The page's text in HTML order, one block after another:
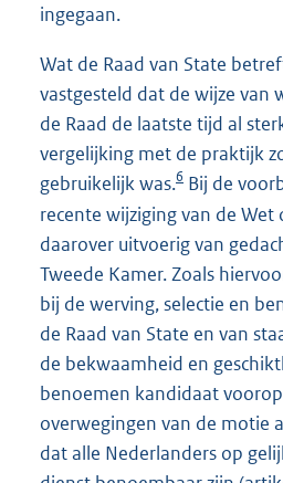
ingegaan.
Wat de Raad van State
vastgesteld dat de wijze van
de Raad de laatste tijd al
vergelijking met de praktijk
gebruikelijk was.6 Bij de
recente wijziging van de Wet
daarover uitvoerig van
Tweede Kamer. Zoals
bij de werving, selectie en
de Raad van State en van
de bekwaamheid en
benoemen kandidaat
overwegingen van de motie
dat alle Nederlanders op